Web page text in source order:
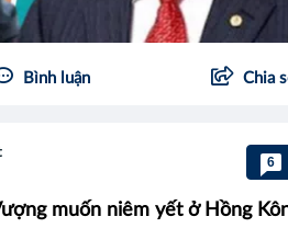
Bình luận Chia
6
muốn niêm yết ở Hồng